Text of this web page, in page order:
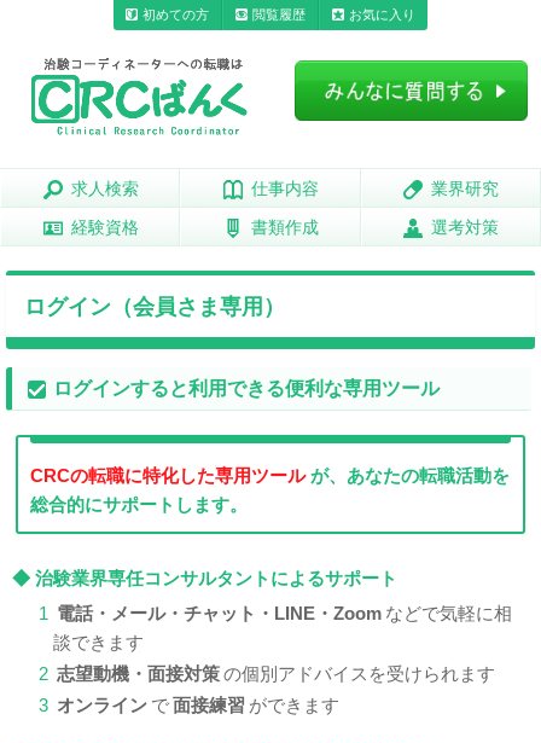
初めての方 閲覧履歴 お気に入り
求人検索
求人検索 仕事内容
仕事内容 業界研究
業界研究
経験資格
経験資格 書類作成
書類作成 選考対策
選考対策
ログイン（会員さま専用）
ログインすると利用できる便利な専用ツール
CRCの転職に特化した専用ツールが、あなたの転職活動を
総合的にサポートします。
◆ 治験業界専任コンサルタントによるサポート
1 電話・メール・チャット・LINE・Zoom などで気軽に相
談できます
2 志望動機・面接対策の個別アドバイスを受けられます
3 オンライン で面接練習 ができます